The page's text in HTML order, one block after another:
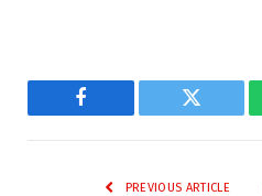
Facebook Twitter
PREVIOUS ARTICLE